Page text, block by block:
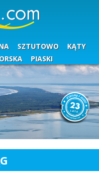
SZTUTOWO
KĄTY
PIASKI